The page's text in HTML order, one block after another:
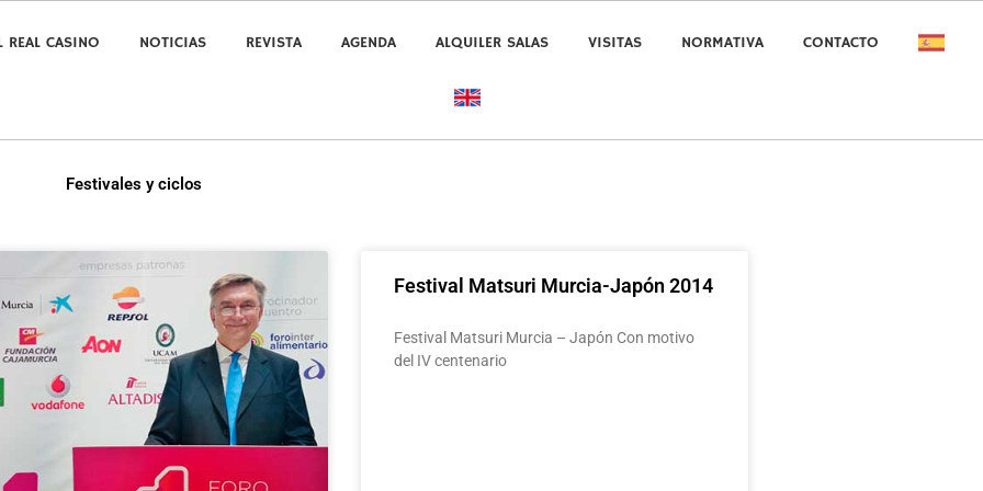
REAL CASINO NOTICIAS REVISTA AGENDA ALQUILER SALAS VISITAS NORMATIVA CONTACTO
Festivales y ciclos
Festival Matsuri Murcia-Japón 2014
Festival Matsuri Murcia – Japón Con motivo
del IV centenario